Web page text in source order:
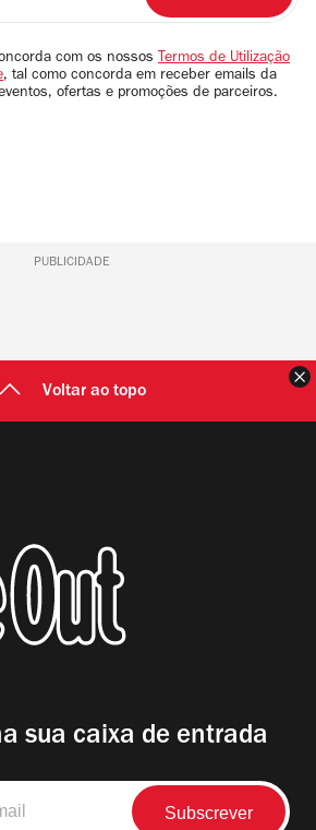
com os nossos Termos de Utilização
, tal como concorda em receber emails da
ofertas e promoções de parceiros.
PUBLICIDADE
Voltar ao topo
sua caixa de entrada